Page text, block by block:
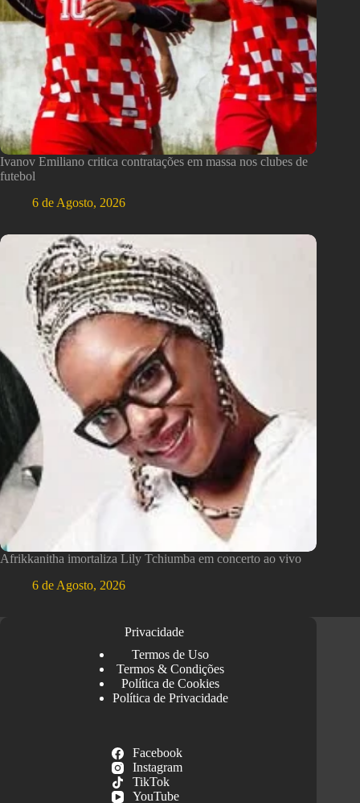
Ivanov Emiliano critica contratações em massa nos clubes de
futebol
6 de Agosto, 2026
Afrikkanitha imortaliza Lily Tchiumba em concerto ao vivo
6 de Agosto, 2026
Privacidade
Termos de Uso
Termos & Condições
Política de Cookies
Política de Privacidade
Facebook
Instagram
TikTok
YouTube